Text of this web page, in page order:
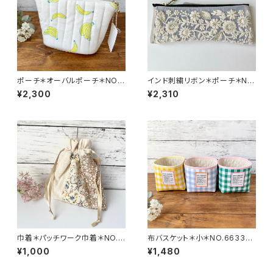
ポーチ＊オーバルポーチ＊NO.6
616＊367＊anone
¥2,300
インド刺繍リボン＊ポーチ＊NO.
6610＊261＊chaton de saul
e
¥2,310
巾着＊パッチワーク巾着＊NO.6
591＊4641.＊3⭐︎birds
¥1,000
布バスケット＊小＊NO.6633＊
438.447.430＊anone
¥1,480